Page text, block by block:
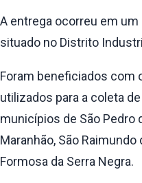
A entrega ocorreu em um
situado no Distrito
Foram beneficiados com
utilizados para a coleta
municípios de São Pedro
Maranhão, São
Formosa da Serra Negra.